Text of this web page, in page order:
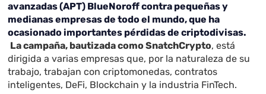
avanzadas (APT) BlueNoroff contra pequeñas y
medianas empresas de todo el mundo, que ha
ocasionado importantes pérdidas de criptodivisas.
La campaña, bautizada como SnatchCrypto, está
dirigida a varias empresas que, por la naturaleza de su
trabajo, trabajan con criptomonedas, contratos
inteligentes, DeFi, Blockchain y la industria FinTech.